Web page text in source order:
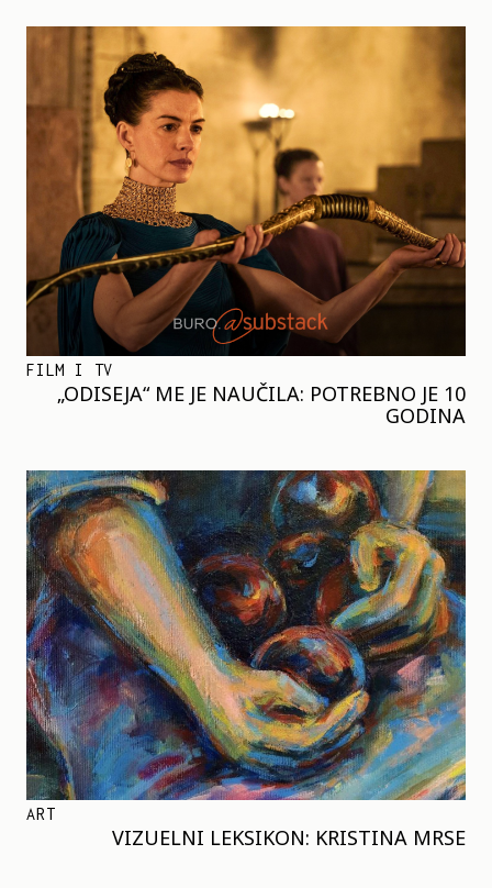
FILM I TV
„ODISEJA“ ME JE NAUČILA: POTREBNO JE 10
GODINA
ART
VIZUELNI LEKSIKON: KRISTINA MRSE